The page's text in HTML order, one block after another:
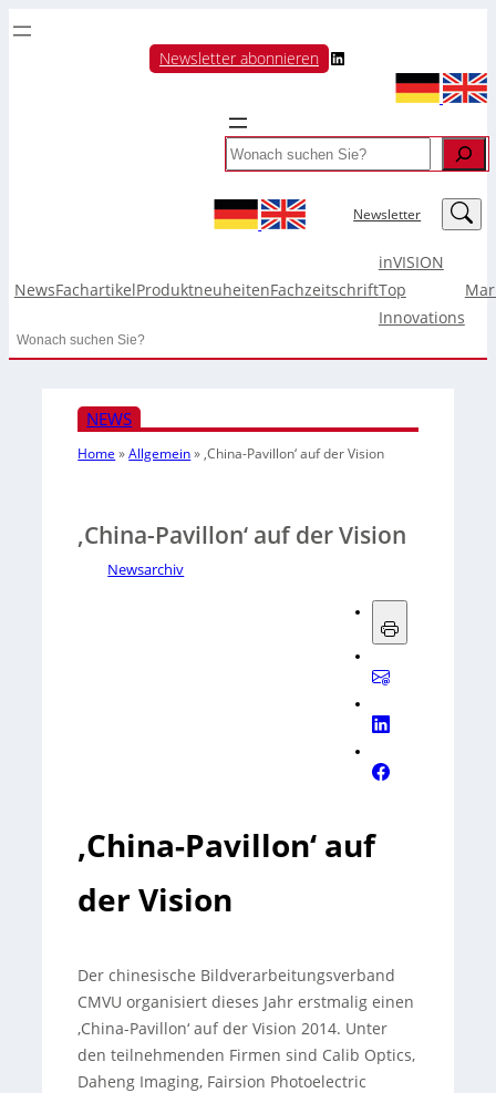
Newsletter abonnieren LinkedIn
Search
Newsletter LinkedIn
NewsFachartikelProduktneuheitenFachzeitschrift
inVISION
Top
Innovations
Search
NEWS
Home »Allgemein» ‚China-Pavillon‘ auf der Vision
‚China-Pavillon‘ auf der Vision
Newsarchiv
‚China-Pavillon‘ auf
der Vision
Der chinesische Bildverarbeitungsverband
CMVU organisiert dieses Jahr erstmalig einen
‚China-Pavillon‘ auf der Vision 2014. Unter
den teilnehmenden Firmen sind Calib Optics,
Daheng Imaging, Fairsion Photoelectric